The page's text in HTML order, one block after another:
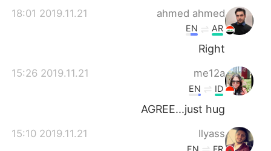
Indonesia
Português
ahmed ahmed
2019.11.21 18:01
AR
EN
Right
me12a
2019.11.21 15:26
ID
EN
AGREE...just hug
Ilyass
2019.11.21 15:10
FR
EN